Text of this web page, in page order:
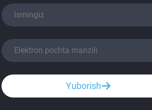
Yuborish